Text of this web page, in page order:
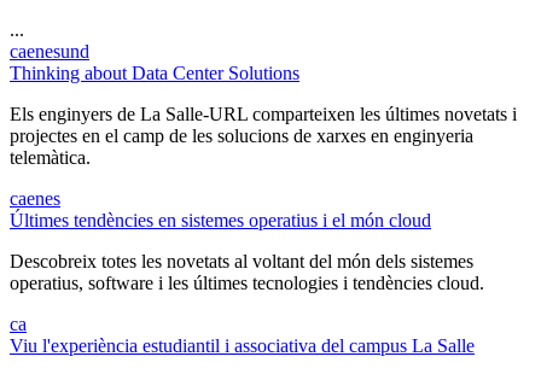
...
caenesund
Thinking about Data Center Solutions
Els enginyers de La Salle-URL comparteixen les últimes novetats i
projectes en el camp de les solucions de xarxes en enginyeria
telemàtica.
caenes
Últimes tendències en sistemes operatius i el món cloud
Descobreix totes les novetats al voltant del món dels sistemes
operatius, software i les últimes tecnologies i tendències cloud.
ca
Viu l'experiència estudiantil i associativa del campus La Salle